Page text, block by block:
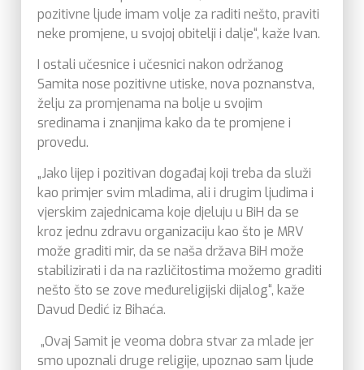
pozitivne ljude imam volje za raditi nešto, praviti
neke promjene, u svojoj obitelji i dalje“, kaže Ivan.
I ostali učesnice i učesnici nakon održanog
Samita nose pozitivne utiske, nova poznanstva,
želju za promjenama na bolje u svojim
sredinama i znanjima kako da te promjene i
provedu.
„Jako lijep i pozitivan događaj koji treba da služi
kao primjer svim mladima, ali i drugim ljudima i
vjerskim zajednicama koje djeluju u BiH da se
kroz jednu zdravu organizaciju kao što je MRV
može graditi mir, da se naša država BiH može
stabilizirati i da na različitostima možemo graditi
nešto što se zove međureligijski dijalog“, kaže
Davud Dedić iz Bihaća.
„Ovaj Samit je veoma dobra stvar za mlade jer
smo upoznali druge religije, upoznao sam ljude